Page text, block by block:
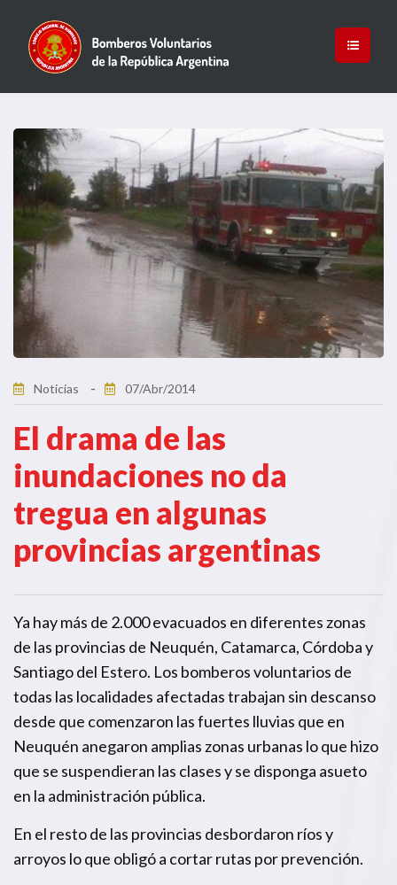
Noticias 07/Abr/2014
El drama de las
inundaciones no da
tregua en algunas
provincias argentinas
Ya hay más de 2.000 evacuados en diferentes zonas
de las provincias de Neuquén, Catamarca, Córdoba y
Santiago del Estero. Los bomberos voluntarios de
todas las localidades afectadas trabajan sin descanso
desde que comenzaron las fuertes lluvias que en
Neuquén anegaron amplias zonas urbanas lo que hizo
que se suspendieran las clases y se disponga asueto
en la administración pública.
En el resto de las provincias desbordaron ríos y
arroyos lo que obligó a cortar rutas por prevención.